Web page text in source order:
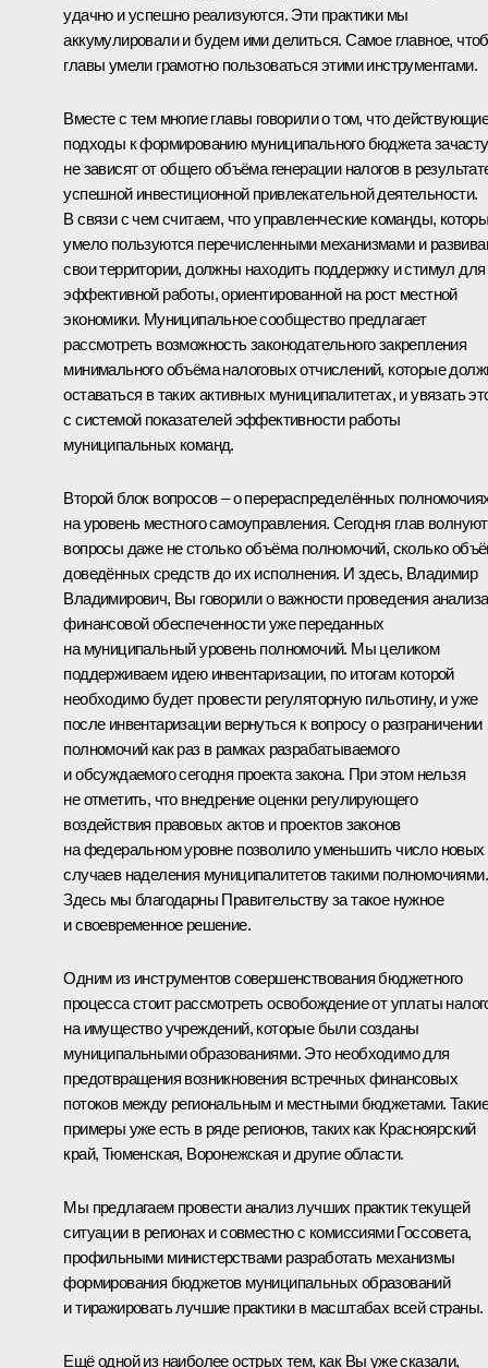
удачно и успешно реализуются. Эти практики мы
аккумулировали и будем ими делиться. Самое главное,
главы умели грамотно пользоваться этими инструментами.
Вместе с тем многие главы говорили о том, что
подходы к формированию муниципального бюджета
не зависят от общего объёма генерации налогов в
успешной инвестиционной привлекательной деятельности.
В связи с чем считаем, что управленческие команды,
умело пользуются перечисленными механизмами и
свои территории, должны находить поддержку и стимул для
эффективной работы, ориентированной на рост местной
экономики. Муниципальное сообщество предлагает
рассмотреть возможность законодательного закрепления
минимального объёма налоговых отчислений, которые
оставаться в таких активных муниципалитетах, и увязать
с системой показателей эффективности работы
муниципальных команд.
Второй блок вопросов ‒ о перераспределённых
на уровень местного самоуправления. Сегодня глав волнуют
вопросы даже не столько объёма полномочий, сколько
доведённых средств до их исполнения. И здесь, Владимир
Владимирович, Вы говорили о важности проведения анализа
финансовой обеспеченности уже переданных
на муниципальный уровень полномочий. Мы целиком
поддерживаем идею инвентаризации, по итогам которой
необходимо будет провести регуляторную гильотину, и уже
после инвентаризации вернуться к вопросу о разграничении
полномочий как раз в рамках разрабатываемого
и обсуждаемого сегодня проекта закона. При этом нельзя
не отметить, что внедрение оценки регулирующего
воздействия правовых актов и проектов законов
на федеральном уровне позволило уменьшить число новых
случаев наделения муниципалитетов такими полномочиями.
Здесь мы благодарны Правительству за такое нужное
и своевременное решение.
Одним из инструментов совершенствования бюджетного
процесса стоит рассмотреть освобождение от уплаты
на имущество учреждений, которые были созданы
муниципальными образованиями. Это необходимо для
предотвращения возникновения встречных финансовых
потоков между региональным и местными бюджетами. Такие
примеры уже есть в ряде регионов, таких как Красноярский
край, Тюменская, Воронежская и другие области.
Мы предлагаем провести анализ лучших практик текущей
ситуации в регионах и совместно с комиссиями Госсовета,
профильными министерствами разработать механизмы
формирования бюджетов муниципальных образований
и тиражировать лучшие практики в масштабах всей страны.
Ещё одной из наиболее острых тем, как Вы уже сказали,